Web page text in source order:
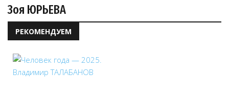
Зоя ЮРЬЕВА
РЕКОМЕНДУЕМ